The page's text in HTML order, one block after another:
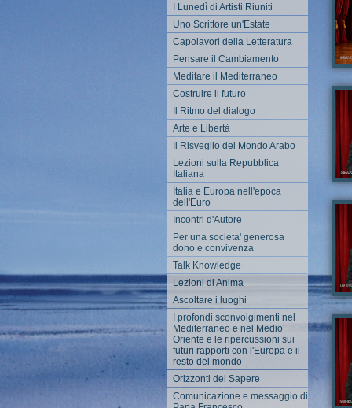
I Lunedì di Artisti Riuniti
Uno Scrittore un'Estate
Capolavori della Letteratura
Pensare il Cambiamento
Meditare il Mediterraneo
Costruire il futuro
Il Ritmo del dialogo
Arte e Libertà
Il Risveglio del Mondo Arabo
Lezioni sulla Repubblica
Italiana
Italia e Europa nell'epoca
dell'Euro
Incontri d'Autore
Per una societa' generosa
dono e convivenza
Talk Knowledge
Lezioni di Anima
Ascoltare i luoghi
I profondi sconvolgimenti nel
Mediterraneo e nel Medio
Oriente e le ripercussioni sui
futuri rapporti con l'Europa e il
resto del mondo
Orizzonti del Sapere
Comunicazione e messaggio di
e